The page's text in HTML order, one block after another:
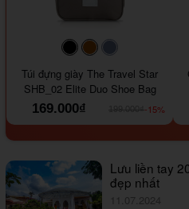
#000000#964B00
Túi đựng giày The Travel Star
SHB_02 Elite Duo Shoe Bag
169.000₫
-15%
Lưu liền tay
đẹp nhất
11.07.2024